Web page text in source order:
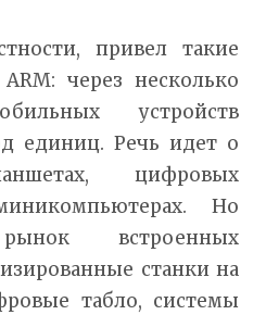
привел такие
через несколько
устройств
единиц. Речь идет о
цифровых
Но
встроенных
станки на
табло, системы